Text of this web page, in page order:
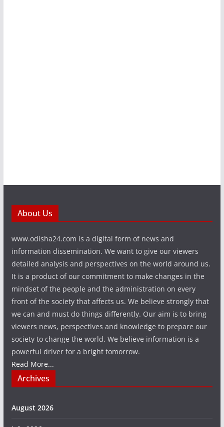
About Us
www.odisha24.com is a digital form of news and
information dissemination. We want to give our viewers
detailed analysis and perspectives on the world around us.
It is a product of our commitment to make changes in the
mindset of the people and the administration on every
front of the society that affects us. We believe strongly that
we can and must do things differently. Our aim is to bring
viewers news, perspectives and knowledge to prepare our
society to change the world. We believe information is a
powerful driver for a bright tomorrow.
Read More...
Archives
August 2026